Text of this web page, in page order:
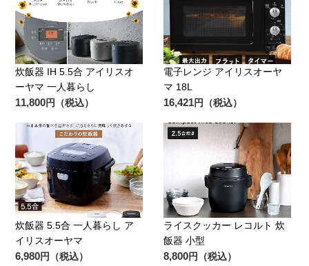
炊飯器 IH 5.5合 アイリスオ
ーヤマ 一人暮らし
11,800円（税込）
電子レンジ アイリスオーヤ
マ 18L
16,421円（税込）
炊飯器 5.5合 一人暮らし ア
イリスオーヤマ
6,980円（税込）
ライスクッカー レコルト 炊
飯器 小型
8,800円（税込）